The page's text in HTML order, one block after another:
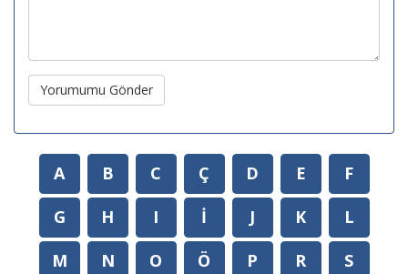
Yorumumu Gönder
A B C Ç D E
F
G
H I İ J K
L
M
N O Ö P R S